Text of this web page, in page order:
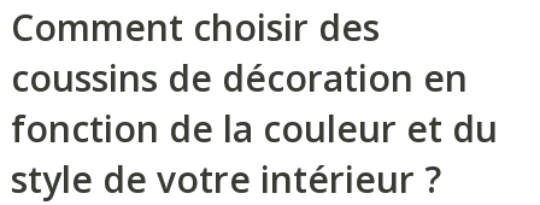
Comment choisir des
coussins de décoration en
fonction de la couleur et du
style de votre intérieur ?